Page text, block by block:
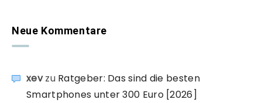
Neue Kommentare
xevzu Ratgeber: Das sind die besten
Smartphones unter 300 Euro [2026]